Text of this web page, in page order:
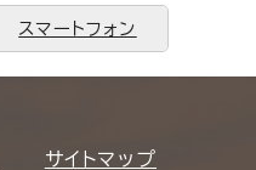
スマートフォン
サイトマップ